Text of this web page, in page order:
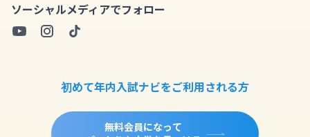
ソーシャルメディアでフォロー
初めて年内入試ナビをご利用される方
無料会員になって